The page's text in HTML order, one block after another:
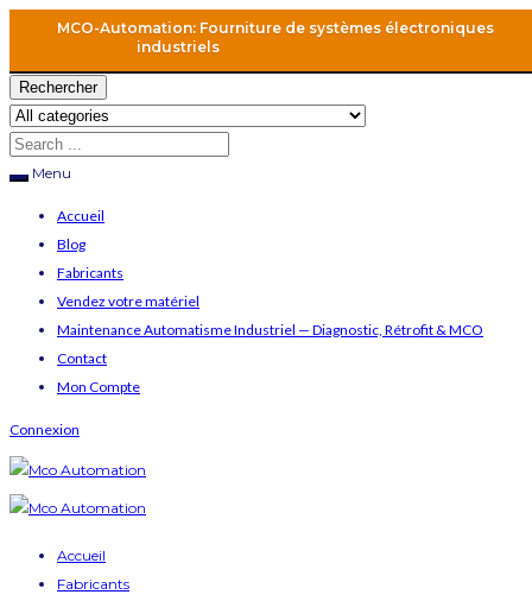
MCO-Automation: Fourniture de systèmes électroniques
industriels
Rechercher
Menu
Accueil
Blog
Fabricants
Vendez votre matériel
Maintenance Automatisme Industriel — Diagnostic, Rétrofit & MCO
Contact
Mon Compte
Connexion
Accueil
Fabricants